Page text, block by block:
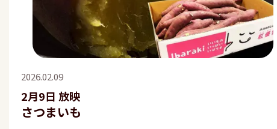
2026.02.09
2月9日 放映
さつまいも